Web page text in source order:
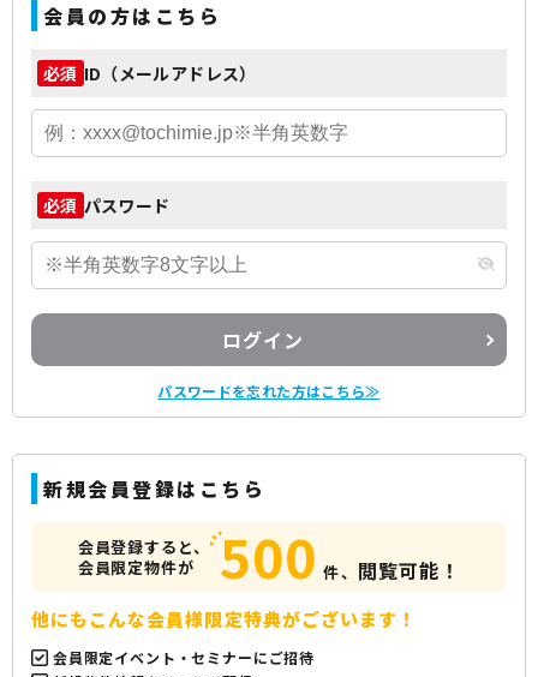
会員の方はこちら
必須 ID（メールアドレス）
必須 パスワード
ログイン
パスワードを忘れた方はこちら≫
新規会員登録はこちら
会員登録すると、
会員限定物件が
500 件、 閲覧可能！
他にもこんな会員様限定特典がございます！
会員限定イベント・セミナーにご招待